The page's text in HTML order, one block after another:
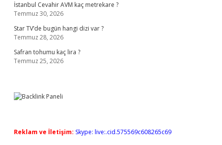
İstanbul Cevahir AVM kaç metrekare ?
Temmuz 30, 2026
Star TV’de bugün hangi dizi var ?
Temmuz 28, 2026
Safran tohumu kaç lira ?
Temmuz 25, 2026
Reklam ve İletişim: Skype: live:.cid.575569c608265c69